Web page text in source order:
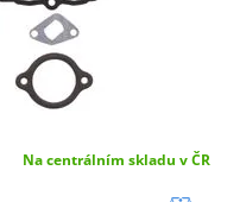
Na centrálním skladu v ČR